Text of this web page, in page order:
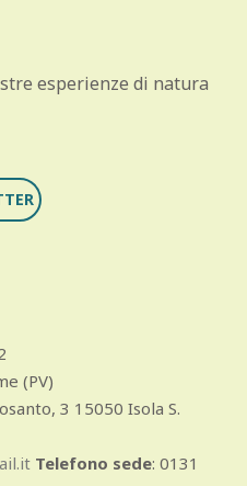
esperienze di natura
(PV)
3 15050 Isola S.
Telefono sede: 0131